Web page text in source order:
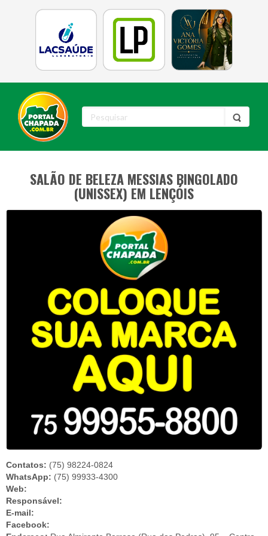
SALÃO DE BELEZA MESSIAS BINGOLADO
(UNISSEX) EM LENÇÓIS
Contatos: (75) 98224-0824
WhatsApp: (75) 99933-4300
Web:
Responsável:
E-mail:
Facebook: